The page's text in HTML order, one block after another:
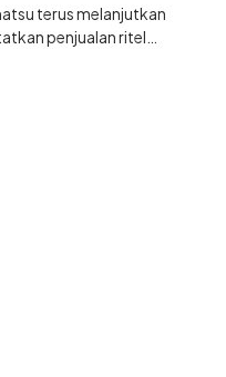
terus melanjutkan
penjualan ritel
Capaian tersebut tumbuh
tahun lalu sebanyak
bulan Juni 2026 lalu.